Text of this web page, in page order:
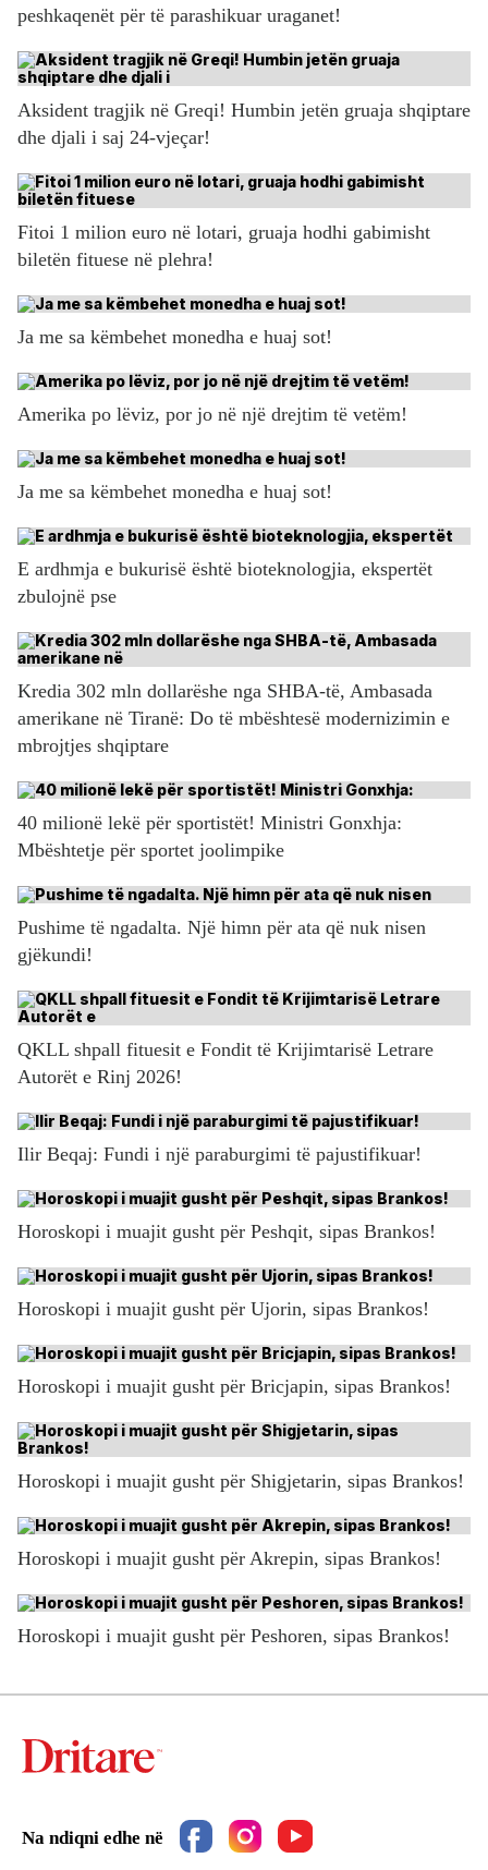
peshkaqenët për të parashikuar uraganet!
Aksident tragjik në Greqi! Humbin jetën gruaja shqiptare
dhe djali i saj 24-vjeçar!
Fitoi 1 milion euro në lotari, gruaja hodhi gabimisht
biletën fituese në plehra!
Ja me sa këmbehet monedha e huaj sot!
Amerika po lëviz, por jo në një drejtim të vetëm!
Ja me sa këmbehet monedha e huaj sot!
E ardhmja e bukurisë është bioteknologjia, ekspertët
zbulojnë pse
Kredia 302 mln dollarëshe nga SHBA-të, Ambasada
amerikane në Tiranë: Do të mbështesë modernizimin e
mbrojtjes shqiptare
40 milionë lekë për sportistët! Ministri Gonxhja:
Mbështetje për sportet joolimpike
Pushime të ngadalta. Një himn për ata që nuk nisen
gjëkundi!
QKLL shpall fituesit e Fondit të Krijimtarisë Letrare
Autorët e Rinj 2026!
Ilir Beqaj: Fundi i një paraburgimi të pajustifikuar!
Horoskopi i muajit gusht për Peshqit, sipas Brankos!
Horoskopi i muajit gusht për Ujorin, sipas Brankos!
Horoskopi i muajit gusht për Bricjapin, sipas Brankos!
Horoskopi i muajit gusht për Shigjetarin, sipas Brankos!
Horoskopi i muajit gusht për Akrepin, sipas Brankos!
Horoskopi i muajit gusht për Peshoren, sipas Brankos!